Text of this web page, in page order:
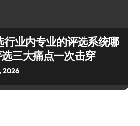
行业内专业的评选系统哪
三大痛点一次击穿
2026